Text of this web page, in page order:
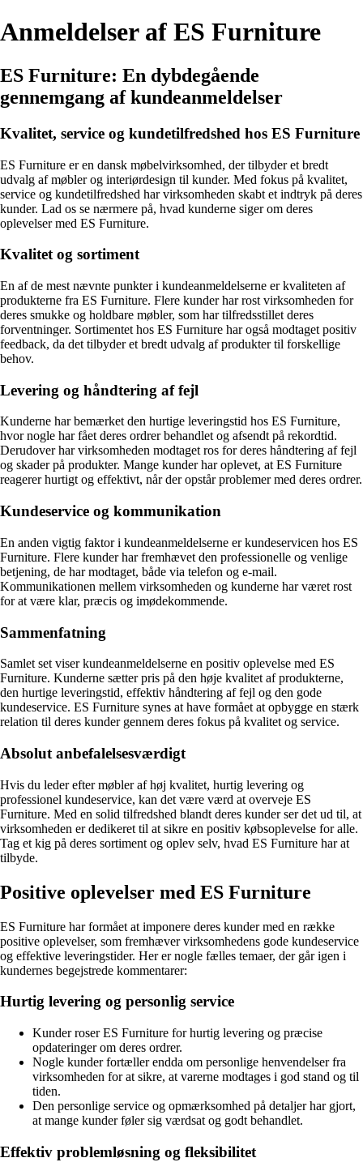
Anmeldelser af ES Furniture
ES Furniture: En dybdegående
gennemgang af kundeanmeldelser
Kvalitet, service og kundetilfredshed hos ES Furniture
ES Furniture er en dansk møbelvirksomhed, der tilbyder et bredt
udvalg af møbler og interiørdesign til kunder. Med fokus på kvalitet,
service og kundetilfredshed har virksomheden skabt et indtryk på deres
kunder. Lad os se nærmere på, hvad kunderne siger om deres
oplevelser med ES Furniture.
Kvalitet og sortiment
En af de mest nævnte punkter i kundeanmeldelserne er kvaliteten af
produkterne fra ES Furniture. Flere kunder har rost virksomheden for
deres smukke og holdbare møbler, som har tilfredsstillet deres
forventninger. Sortimentet hos ES Furniture har også modtaget positiv
feedback, da det tilbyder et bredt udvalg af produkter til forskellige
behov.
Levering og håndtering af fejl
Kunderne har bemærket den hurtige leveringstid hos ES Furniture,
hvor nogle har fået deres ordrer behandlet og afsendt på rekordtid.
Derudover har virksomheden modtaget ros for deres håndtering af fejl
og skader på produkter. Mange kunder har oplevet, at ES Furniture
reagerer hurtigt og effektivt, når der opstår problemer med deres ordrer.
Kundeservice og kommunikation
En anden vigtig faktor i kundeanmeldelserne er kundeservicen hos ES
Furniture. Flere kunder har fremhævet den professionelle og venlige
betjening, de har modtaget, både via telefon og e-mail.
Kommunikationen mellem virksomheden og kunderne har været rost
for at være klar, præcis og imødekommende.
Sammenfatning
Samlet set viser kundeanmeldelserne en positiv oplevelse med ES
Furniture. Kunderne sætter pris på den høje kvalitet af produkterne,
den hurtige leveringstid, effektiv håndtering af fejl og den gode
kundeservice. ES Furniture synes at have formået at opbygge en stærk
relation til deres kunder gennem deres fokus på kvalitet og service.
Absolut anbefalelsesværdigt
Hvis du leder efter møbler af høj kvalitet, hurtig levering og
professionel kundeservice, kan det være værd at overveje ES
Furniture. Med en solid tilfredshed blandt deres kunder ser det ud til, at
virksomheden er dedikeret til at sikre en positiv købsoplevelse for alle.
Tag et kig på deres sortiment og oplev selv, hvad ES Furniture har at
tilbyde.
Positive oplevelser med ES Furniture
ES Furniture har formået at imponere deres kunder med en række
positive oplevelser, som fremhæver virksomhedens gode kundeservice
og effektive leveringstider. Her er nogle fælles temaer, der går igen i
kundernes begejstrede kommentarer:
Hurtig levering og personlig service
Kunder roser ES Furniture for hurtig levering og præcise
opdateringer om deres ordrer.
Nogle kunder fortæller endda om personlige henvendelser fra
virksomheden for at sikre, at varerne modtages i god stand og til
tiden.
Den personlige service og opmærksomhed på detaljer har gjort,
at mange kunder føler sig værdsat og godt behandlet.
Effektiv problemløsning og fleksibilitet